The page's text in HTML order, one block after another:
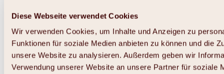
Diese Webseite verwendet Cookies
Wir verwenden Cookies, um Inhalte und Anzeigen zu
Funktionen für soziale Medien anbieten zu können und die
unsere Website zu analysieren. Außerdem geben wir
Verwendung unserer Website an unsere Partner für soziale